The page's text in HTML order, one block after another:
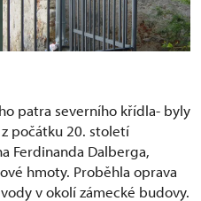
patra severního křídla- byly
počátku 20. století
Ferdinanda Dalberga,
hmoty. Proběhla oprava
v okolí zámecké budovy.